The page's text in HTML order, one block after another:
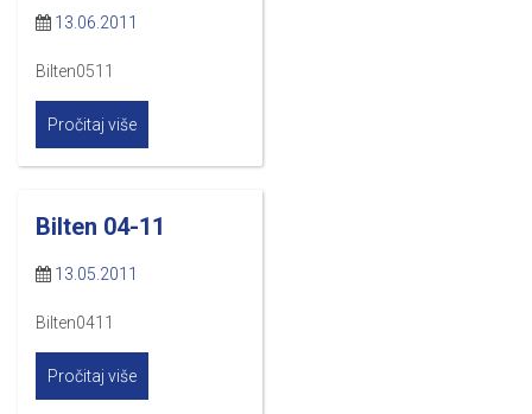
13.06.2011
Bilten0511
Pročitaj više
Bilten 04-11
13.05.2011
Bilten0411
Pročitaj više